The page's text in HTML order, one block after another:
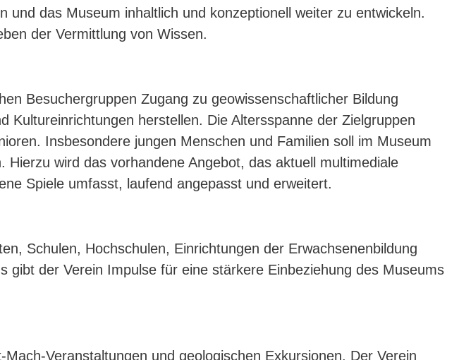
das Museum inhaltlich und konzeptionell weiter zu entwickeln.
der Vermittlung von Wissen.
Besuchergruppen Zugang zu geowissenschaftlicher Bildung
herstellen. Die Altersspanne der Zielgruppen
Insbesondere jungen Menschen und Familien soll im Museum
wird das vorhandene Angebot, das aktuell multimediale
Spiele umfasst, laufend angepasst und erweitert.
Schulen, Hochschulen, Einrichtungen der Erwachsenenbildung
der Verein Impulse für eine stärkere Einbeziehung des Museums
Veranstaltungen und geologischen Exkursionen. Der Verein